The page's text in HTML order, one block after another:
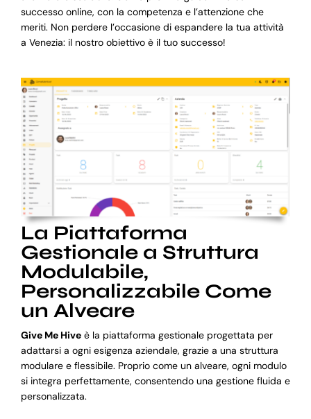
successo online, con la competenza e l’attenzione che
meriti. Non perdere l’occasione di espandere la tua attività
a Venezia: il nostro obiettivo è il tuo successo!
La Piattaforma
Gestionale a Struttura
Modulabile,
Personalizzabile Come
un Alveare
Give Me Hiveè la piattaforma gestionale progettata per
adattarsi a ogni esigenza aziendale, grazie a una struttura
modulare e flessibile. Proprio come un alveare, ogni modulo
si integra perfettamente, consentendo una gestione fluida e
personalizzata.